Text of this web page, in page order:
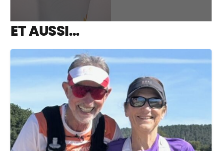
ET AUSSI…